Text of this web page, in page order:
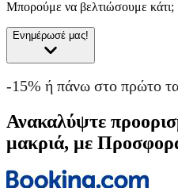
Μπορούμε να βελτιώσουμε κάτι;
Ενημέρωσέ μας!
-15% ή πάνω στο πρώτο
Ανακαλύψτε
μακριά, με